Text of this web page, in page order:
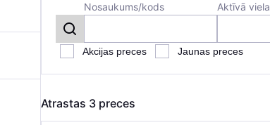
Nosaukums/kods Aktīvā viela
Akcijas preces Jaunas preces
Atrastas 3preces